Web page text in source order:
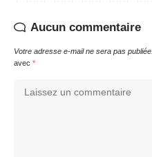
Aucun commentaire
Votre adresse e-mail ne sera pas publiée.
avec *